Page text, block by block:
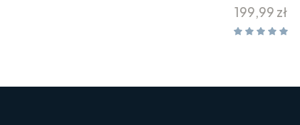
Cena
199,99 zł